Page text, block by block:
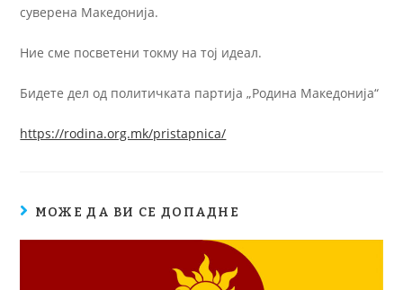
суверена Македонија.
Ние сме посветени токму на тој идеал.
Бидете дел од политичката партија „Родина Македонија“
https://rodina.org.mk/pristapnica/
МОЖЕ ДА ВИ СЕ ДОПАДНЕ